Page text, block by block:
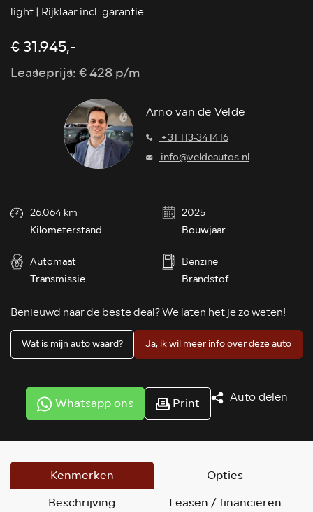
light | Rijklaar incl. garantie
Arno van de Velde
+31 113-341416
info@veldeautos.nl
€ 31.945,-
Leaseprijs: € 428 p/m
26.064 km
Kilometerstand
2025
Bouwjaar
Automaat
Transmissie
Benzine
Brandstof
Benieuwd naar de beste deal? We laten het je zo weten!
Wat is mijn auto waard? Ja, ik wil meer info over deze auto
Whatsapp ons Print Auto delen
Kenmerken
Opties
Beschrijving
Leasen / financieren